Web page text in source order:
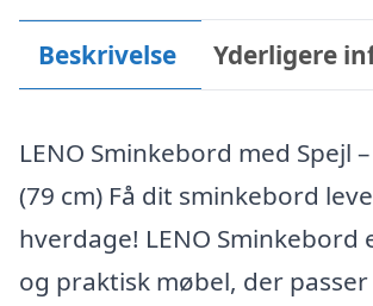
Beskrivelse Yderligere
LENO Sminkebord med Spejl
(79 cm) Få dit sminkebord
hverdage! LENO Sminkebord
og praktisk møbel, der